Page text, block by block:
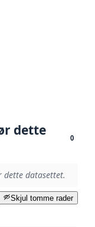
dette
0
datasettet.
Skjul tomme rader